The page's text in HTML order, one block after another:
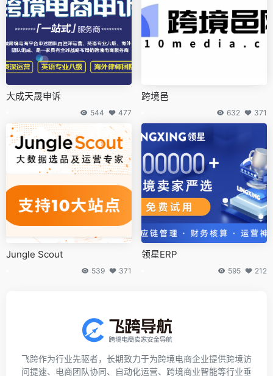
大成天晟申诉
544 477
跨境邑
632 371
Jungle Scout
539 371
领星ERP
595 212
飞跨作为行业先驱者，长期致力于为跨境电商企业提供跨境访
问提速、电商团队协同、自动化运营、跨境商业智能等行业垂